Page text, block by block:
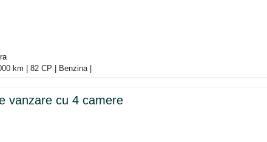
km | 82 CP | Benzina |
vanzare cu 4 camere